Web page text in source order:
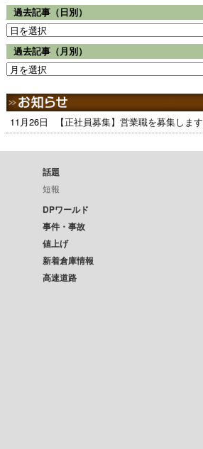
過去記事（日別）
過去記事（月別）
11月26日 【正社員募集】営業職を募集します
話題
短報
DPワールド
事件・事故
値上げ
新着倉庫情報
高速道路